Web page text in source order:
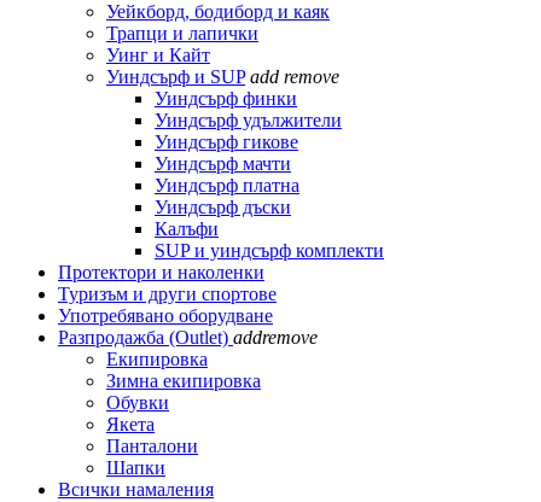
Уейкборд, бодиборд и каяк
Трапци и лапички
Уинг и Кайт
Уиндсърф и SUP add remove
Уиндсърф финки
Уиндсърф удължители
Уиндсърф гикове
Уиндсърф мачти
Уиндсърф платна
Уиндсърф дъски
Калъфи
SUP и уиндсърф комплекти
Протектори и наколенки
Туризъм и други спортове
Употребявано оборудване
Разпродажба (Outlet) addremove
Екипировка
Зимна екипировка
Обувки
Якета
Панталони
Шапки
Всички намаления